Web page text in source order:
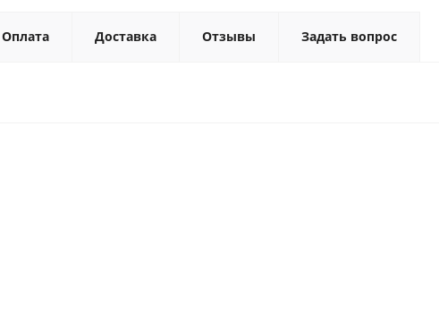
Оплата Доставка Отзывы Задать вопрос